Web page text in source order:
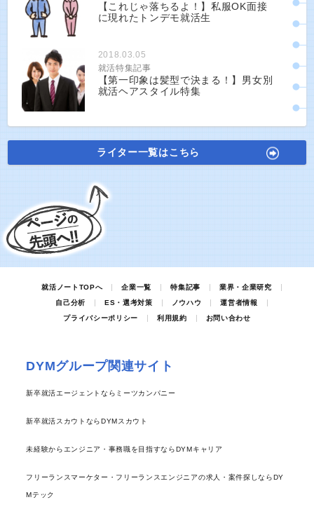
【これじゃ落ちるよ！】私服OK面接
に現れたトンデモ就活生
2018.03.05
就活特集記事
【第一印象は髪型で決まる！】男女別
就活ヘアスタイル特集
ライター一覧はこちら
就活ノートTOPへ 企業一覧 特集記事
業界・企業研究
自己分析
ES・選考対策 ノウハウ
運営者情報
プライバシーポリシー
利用規約 お問い合わせ
DYMグループ関連サイト
新卒就活エージェントならミーツカンパニー
新卒就活スカウトならDYMスカウト
未経験からエンジニア・事務職を目指すならDYMキャリア
フリーランスマーケター・フリーランスエンジニアの求人・案件探しならDY
Mテック